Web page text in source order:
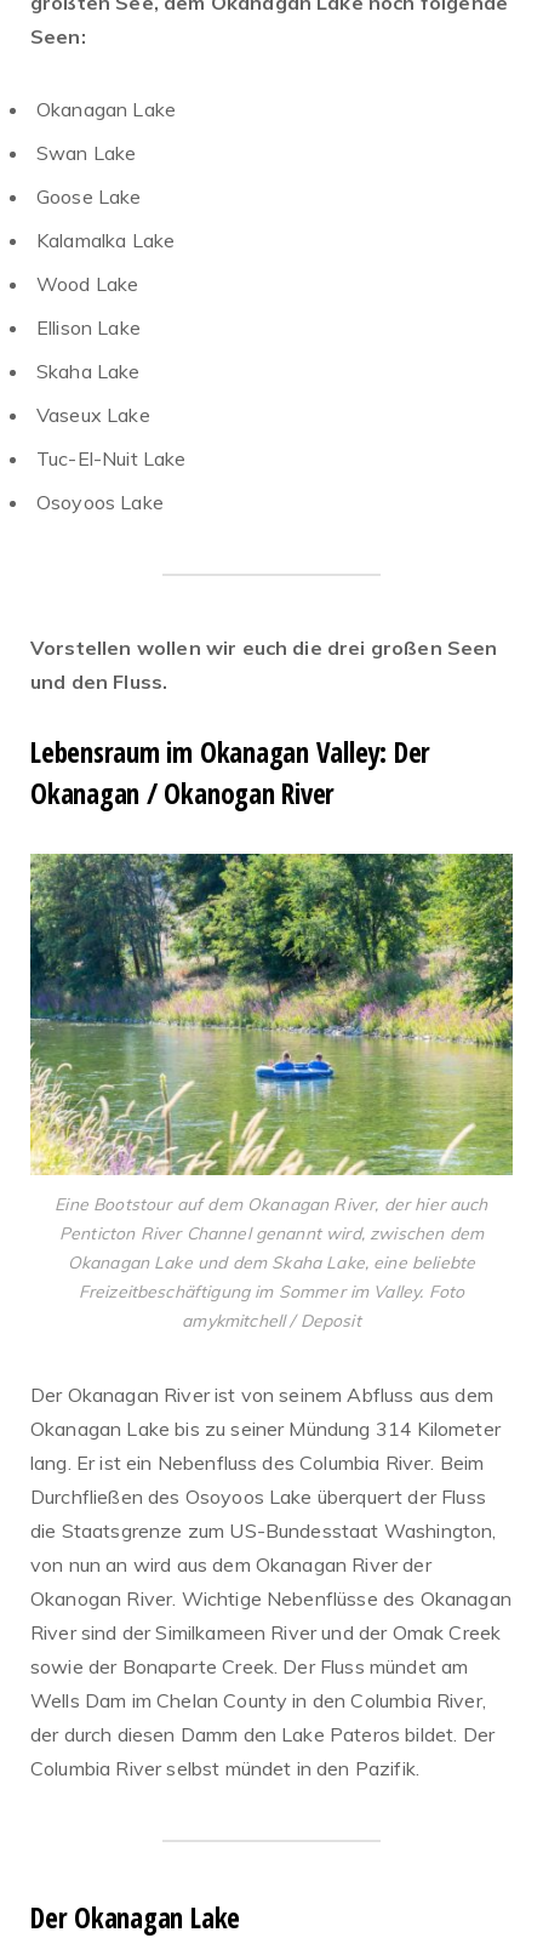
Seen:
Okanagan Lake
Swan Lake
Goose Lake
Kalamalka Lake
Wood Lake
Ellison Lake
Skaha Lake
Vaseux Lake
Tuc-El-Nuit Lake
Osoyoos Lake
Vorstellen wollen wir euch die drei großen Seen
und den Fluss.
Lebensraum im Okanagan Valley: Der
Okanagan / Okanogan River
Eine Bootstour auf dem Okanagan River, der hier auch
Penticton River Channel genannt wird, zwischen dem
Okanagan Lake und dem Skaha Lake, eine beliebte
Freizeitbeschäftigung im Sommer im Valley. Foto
amykmitchell / Deposit
Der Okanagan River ist von seinem Abfluss aus dem
Okanagan Lake bis zu seiner Mündung 314 Kilometer
lang. Er ist ein Nebenfluss des Columbia River. Beim
Durchfließen des Osoyoos Lake überquert der Fluss
die Staatsgrenze zum US-Bundesstaat Washington,
von nun an wird aus dem Okanagan River der
Okanogan River. Wichtige Nebenflüsse des Okanagan
River sind der Similkameen River und der Omak Creek
sowie der Bonaparte Creek. Der Fluss mündet am
Wells Dam im Chelan County in den Columbia River,
der durch diesen Damm den Lake Pateros bildet. Der
Columbia River selbst mündet in den Pazifik.
Der Okanagan Lake